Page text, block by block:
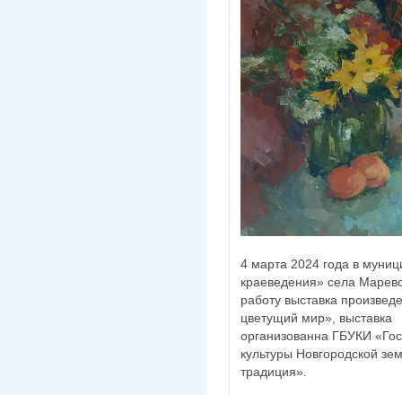
4 марта 2024 года в
краеведения» села
работу выставка
цветущий мир», выставка
организованна ГБУКИ
культуры Новгородской
традиция».